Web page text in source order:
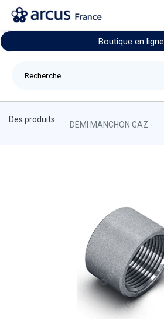
Boutique en ligne
Des produits
DEMI MANCHON GAZ